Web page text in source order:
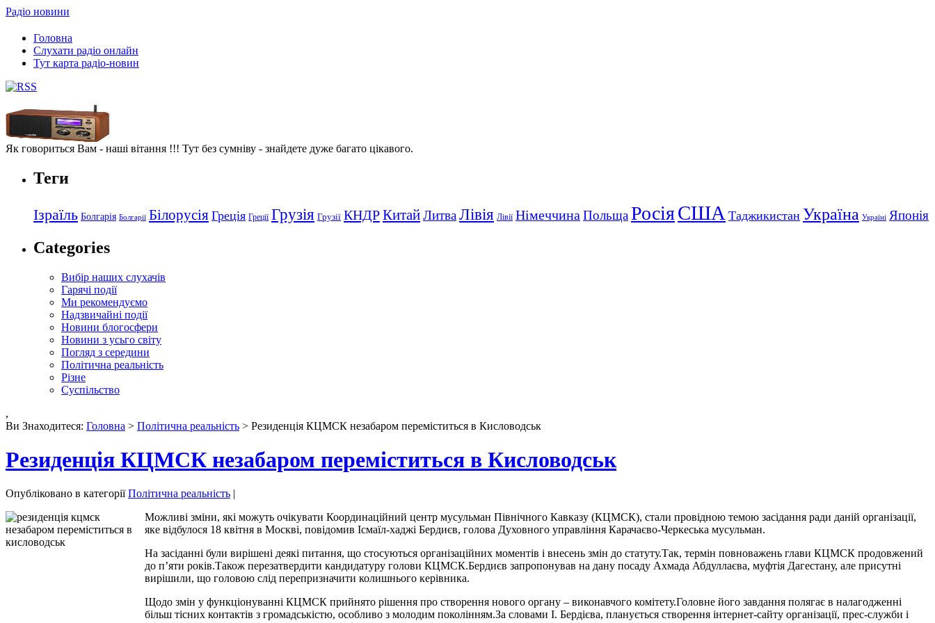
Радіо новини
Головна
Слухати радіо онлайн
Тут карта радіо-новин
Як говориться Вам - наші вітання !!! Тут без сумніву - знайдете дуже багато цікавого.
Теги
Ізраїль Болгарія Болгарії Білорусія Греція Греції Грузія Грузії КНДРКитайЛитваЛівія Лівії Німеччина ПольщаРосіяСША Таджикистан Україна Україні Японія
Categories
Вибір наших слухачів
Гарячі події
Ми рекомендуємо
Надзвичайні події
Новини блогосфери
Новини з усьго світу
Погляд з середини
Політична реальність
Різне
Суспільство
,
Ви Знаходитеся: Головна > Політична реальність > Резиденція КЦМСК незабаром переміститься в Кисловодськ
Резиденція КЦМСК незабаром переміститься в Кисловодськ
Опубліковано в категоріїПолітична реальність |
Можливі зміни, які можуть очікувати Координаційний центр мусульман Північного Кавказу (КЦМСК), стали провідною темою засідання ради даній організації,
яке відбулося 18 квітня в Москві, повідомив Ісмаїл-хаджі Бердиєв, голова Духовного управління Карачаєво-Черкеська мусульман.
На засіданні були вирішені деякі питання, що стосуються організаційних моментів і внесень змін до статуту.Так, термін повноважень глави КЦМСК продовжений
до п’яти років.Також перезатвердити кандидатуру голови КЦМСК.Бердиєв запропонував на дану посаду Ахмада Абдуллаєва, муфтія Дагестану, але присутні
вирішили, що головою слід перепризначити колишнього керівника.
Щодо змін у функціонуванні КЦМСК прийнято рішення про створення нового органу – виконавчого комітету.Головне його завдання полягає в налагодженні
більш тісних контактів з громадськістю, особливо з молодим поколінням.За словами І. Бердієва, планується створення інтернет-сайту організації, прес-служби і